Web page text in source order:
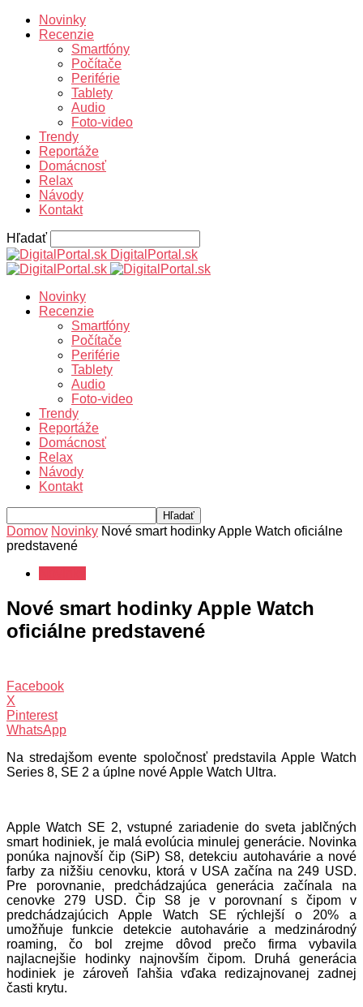
Novinky
Recenzie
Smartfóny
Počítače
Periférie
Tablety
Audio
Foto-video
Trendy
Reportáže
Domácnosť
Relax
Návody
Kontakt
Hľadať
DigitalPortal.sk
Novinky
Recenzie
Smartfóny
Počítače
Periférie
Tablety
Audio
Foto-video
Trendy
Reportáže
Domácnosť
Relax
Návody
Kontakt
Domov Novinky Nové smart hodinky Apple Watch oficiálne
predstavené
Nové smart hodinky Apple Watch
oficiálne predstavené
Facebook
X
Pinterest
WhatsApp
Na stredajšom evente spoločnosť predstavila Apple Watch
Series 8, SE 2 a úplne nové Apple Watch Ultra.
Apple Watch SE 2, vstupné zariadenie do sveta jablčných
smart hodiniek, je malá evolúcia minulej generácie. Novinka
ponúka najnovší čip (SiP) S8, detekciu autohavárie a nové
farby za nižšiu cenovku, ktorá v USA začína na 249 USD.
Pre porovnanie, predchádzajúca generácia začínala na
cenovke 279 USD. Čip S8 je v porovnaní s čipom v
predchádzajúcich Apple Watch SE rýchlejší o 20% a
umožňuje funkcie detekcie autohavárie a medzinárodný
roaming, čo bol zrejme dôvod prečo firma vybavila
najlacnejšie hodinky najnovším čipom. Druhá generácia
hodiniek je zároveň ľahšia vďaka redizajnovanej zadnej
časti krytu.